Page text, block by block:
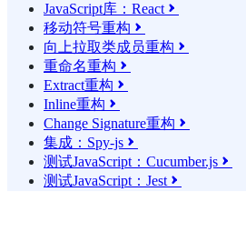
JavaScript库：React 
移动符号重构 
向上拉取类成员重构 
重命名重构 
Extract重构 
Inline重构 
Change Signature重构 
集成：Spy-js 
测试JavaScript：Cucumber.js 
测试JavaScript：Jest 